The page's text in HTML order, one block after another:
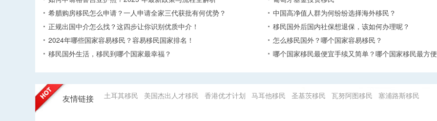
希腊购房移民怎么申请？一人申请全家三代获批有何优势？​
中国高净值人群为何纷纷选择海外移民？
正规出国中介怎么找？这四步让你识别优质中介！
移民国外后国内社保想退保，该如何办理呢？
2024年哪些国家容易移民？容易移民国家排名！
怎么移民国外？哪个国家容易移民？
移民国外生活，移民到哪个国家最幸福？
哪个国家移民最便宜手续又简单？哪个国家移民最方便
友情链接 土耳其移民 美国杰出人才移民 香港优才计划 马耳他移民 圣基茨移民 瓦努阿图移民 塞浦路斯移民